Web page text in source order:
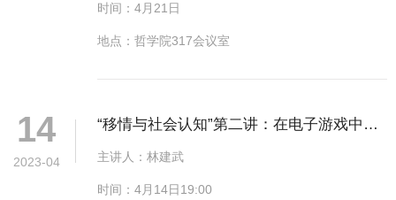
时间：4月21日
地点：哲学院317会议室
14
2023-04
“移情与社会认知”第二讲：在电子游戏中上
瘾是容易摆脱的吗？——基于现象学视角的
一个考察
主讲人：林建武
时间：4月14日19:00